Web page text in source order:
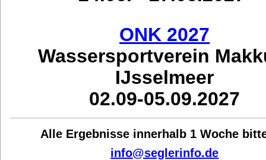
ONK 2027
Wassersportverein
IJsselmeer
02.09-05.09.2027
Alle Ergebnisse innerhalb 1 Woche bit
info@seglerinfo.de